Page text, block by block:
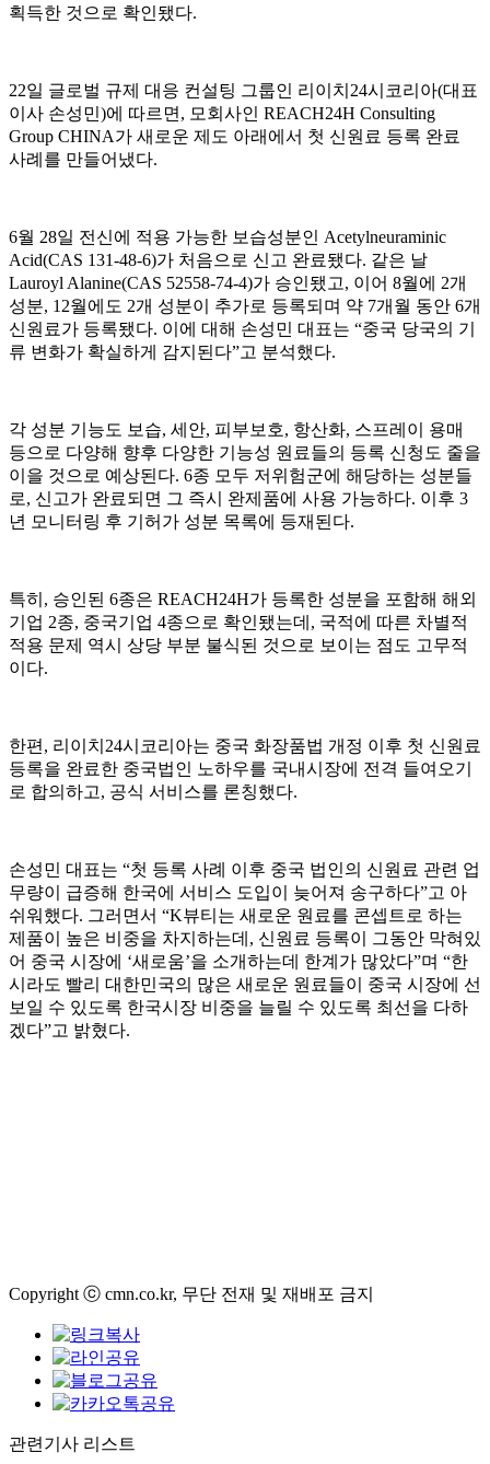
획득한 것으로 확인됐다.
22일 글로벌 규제 대응 컨설팅 그룹인 리이치24시코리아(대표
이사 손성민)에 따르면, 모회사인 REACH24H Consulting
Group CHINA가 새로운 제도 아래에서 첫 신원료 등록 완료
사례를 만들어냈다.
6월 28일 전신에 적용 가능한 보습성분인 Acetylneuraminic
Acid(CAS 131-48-6)가 처음으로 신고 완료됐다. 같은 날
Lauroyl Alanine(CAS 52558-74-4)가 승인됐고, 이어 8월에 2개
성분, 12월에도 2개 성분이 추가로 등록되며 약 7개월 동안 6개
신원료가 등록됐다. 이에 대해 손성민 대표는 “중국 당국의 기
류 변화가 확실하게 감지된다”고 분석했다.
각 성분 기능도 보습, 세안, 피부보호, 항산화, 스프레이 용매
등으로 다양해 향후 다양한 기능성 원료들의 등록 신청도 줄을
이을 것으로 예상된다. 6종 모두 저위험군에 해당하는 성분들
로, 신고가 완료되면 그 즉시 완제품에 사용 가능하다. 이후 3
년 모니터링 후 기허가 성분 목록에 등재된다.
특히, 승인된 6종은 REACH24H가 등록한 성분을 포함해 해외
기업 2종, 중국기업 4종으로 확인됐는데, 국적에 따른 차별적
적용 문제 역시 상당 부분 불식된 것으로 보이는 점도 고무적
이다.
한편, 리이치24시코리아는 중국 화장품법 개정 이후 첫 신원료
등록을 완료한 중국법인 노하우를 국내시장에 전격 들여오기
로 합의하고, 공식 서비스를 론칭했다.
손성민 대표는 “첫 등록 사례 이후 중국 법인의 신원료 관련 업
무량이 급증해 한국에 서비스 도입이 늦어져 송구하다”고 아
쉬워했다. 그러면서 “K뷰티는 새로운 원료를 콘셉트로 하는
제품이 높은 비중을 차지하는데, 신원료 등록이 그동안 막혀있
어 중국 시장에 ‘새로움’을 소개하는데 한계가 많았다”며 “한
시라도 빨리 대한민국의 많은 새로운 원료들이 중국 시장에 선
보일 수 있도록 한국시장 비중을 늘릴 수 있도록 최선을 다하
겠다”고 밝혔다.
Copyright ⓒ cmn.co.kr, 무단 전재 및 재배포 금지
관련기사 리스트